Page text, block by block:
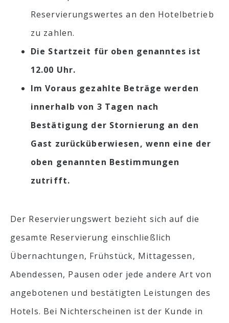
Reservierungswertes an den Hotelbetrieb
zu zahlen.
Die Startzeit für oben genanntes ist
12.00 Uhr.
Im Voraus gezahlte Beträge werden
innerhalb von 3 Tagen nach
Bestätigung der Stornierung an den
Gast zurücküberwiesen, wenn eine der
oben genannten Bestimmungen
zutrifft.
Der Reservierungswert bezieht sich auf die
gesamte Reservierung einschließlich
Übernachtungen, Frühstück, Mittagessen,
Abendessen, Pausen oder jede andere Art von
angebotenen und bestätigten Leistungen des
Hotels. Bei Nichterscheinen ist der Kunde in